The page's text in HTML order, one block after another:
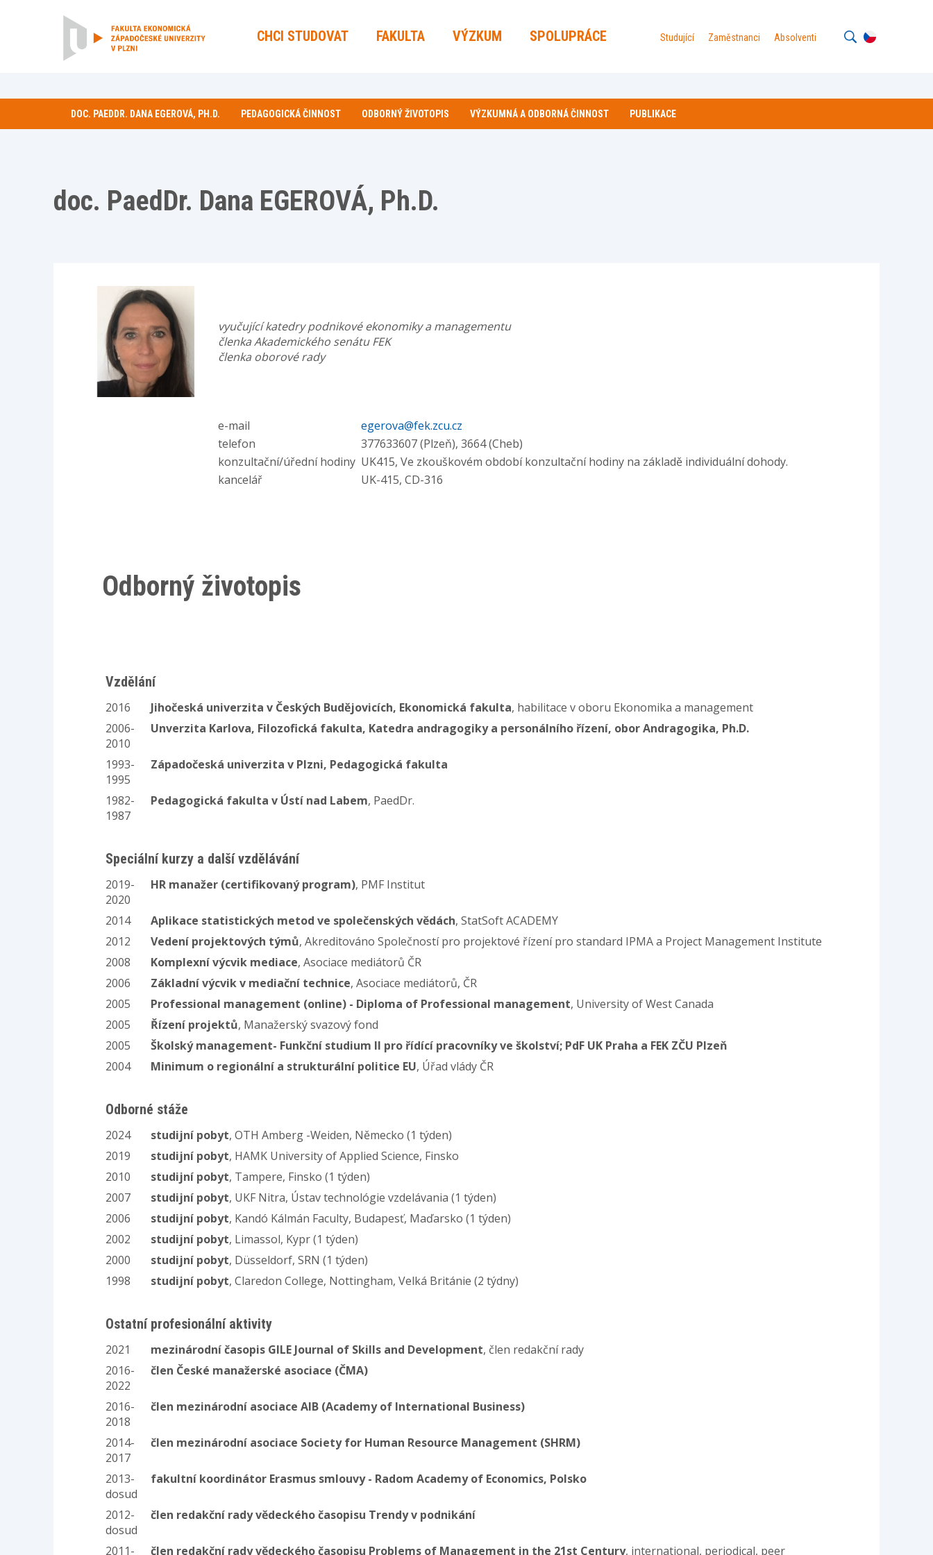
CHCI STUDOVAT FAKULTA VÝZKUM SPOLUPRÁCE Studující Zaměstnanci Absolventi
DOC. PAEDDR. DANA EGEROVÁ, PH.D. PEDAGOGICKÁ ČINNOST ODBORNÝ ŽIVOTOPIS VÝZKUMNÁ A ODBORNÁ ČINNOST PUBLIKACE
doc. PaedDr. Dana EGEROVÁ, Ph.D.
vyučující katedry podnikové ekonomiky a managementu
členka Akademického senátu FEK
členka oborové rady
e-mail
egerova@fek.zcu.cz
telefon
377633607 (Plzeň), 3664 (Cheb)
konzultační/úřední hodiny UK415, Ve zkouškovém období konzultační hodiny na základě individuální dohody.
kancelář
UK-415, CD-316
Odborný životopis
Vzdělání
2016 Jihočeská univerzita v Českých Budějovicích, Ekonomická fakulta, habilitace v oboru Ekonomika a management
2006-
2010
Unverzita Karlova, Filozofická fakulta, Katedra andragogiky a personálního řízení, obor Andragogika, Ph.D.
1993-
1995
Západočeská univerzita v Plzni, Pedagogická fakulta
1982-
1987
Pedagogická fakulta v Ústí nad Labem, PaedDr.
Speciální kurzy a další vzdělávání
2019-
2020
HR manažer (certifikovaný program), PMF Institut
2014 Aplikace statistických metod ve společenských vědách, StatSoft ACADEMY
2012
Vedení projektových týmů, Akreditováno Společností pro projektové řízení pro standard IPMA a Project Management Institute
2008
Komplexní výcvik mediace, Asociace mediátorů ČR
2006
Základní výcvik v mediační technice, Asociace mediátorů, ČR
2005
Professional management (online) - Diploma of Professional management, University of West Canada
2005
Řízení projektů, Manažerský svazový fond
2005
Školský management- Funkční studium II pro řídící pracovníky ve školství; PdF UK Praha a FEK ZČU Plzeň
2004
Minimum o regionální a strukturální politice EU, Úřad vlády ČR
Odborné stáže
2024 studijní pobyt, OTH Amberg -Weiden, Německo (1 týden)
2019
studijní pobyt, HAMK University of Applied Science, Finsko
2010
studijní pobyt, Tampere, Finsko (1 týden)
2007
studijní pobyt, UKF Nitra, Ústav technológie vzdelávania (1 týden)
2006
studijní pobyt, Kandó Kálmán Faculty, Budapesť, Maďarsko (1 týden)
2002
studijní pobyt, Limassol, Kypr (1 týden)
2000
studijní pobyt, Düsseldorf, SRN (1 týden)
1998
studijní pobyt, Claredon College, Nottingham, Velká Británie (2 týdny)
Ostatní profesionální aktivity
2021 mezinárodní časopis GILE Journal of Skills and Development, člen redakční rady
2016-
2022
člen České manažerské asociace (ČMA)
2016-
2018
člen mezinárodní asociace AIB (Academy of International Business)
2014-
2017
člen mezinárodní asociace Society for Human Resource Management (SHRM)
2013-
dosud
fakultní koordinátor Erasmus smlouvy - Radom Academy of Economics, Polsko
2012-
dosud
člen redakční rady vědeckého časopisu Trendy v podnikání
2011- člen redakční rady vědeckého časopisu Problems of Management in the 21st Century, international, periodical, peer